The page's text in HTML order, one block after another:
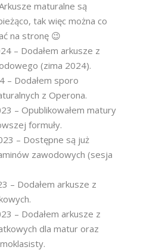
maturalne są
tak więc można co
na stronę 😉
– Dodałem arkusze z
(zima 2024).
– Dodałem sporo
z Operona.
– Opublikowałem matury
formuły.
– Dostępne są już
zawodowych (sesja
– Dodałem arkusze z
– Dodałem arkusze z
dla matur oraz